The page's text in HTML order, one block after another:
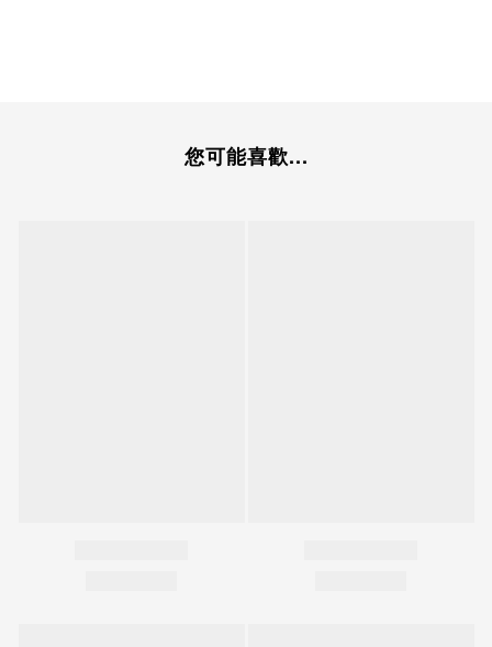
您可能喜歡...